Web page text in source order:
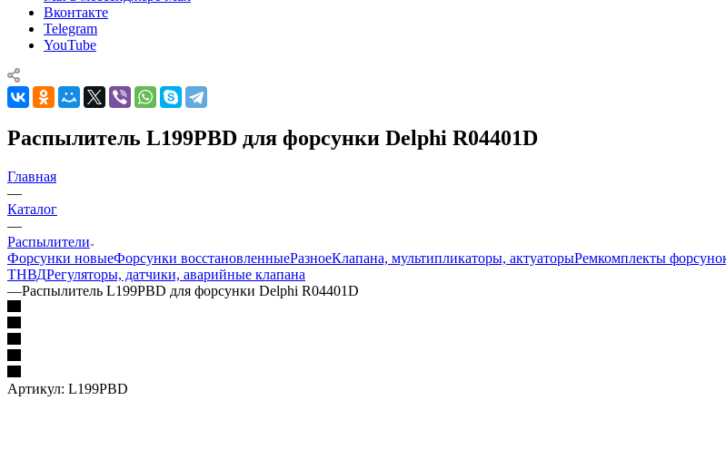
Вконтакте
Telegram
YouTube
Распылитель L199PBD для форсунки Delphi R04401D
Главная
—
Каталог
—
Распылители
Форсунки новыеФорсунки восстановленныеРазноеКлапана, мультипликаторы, актуаторыРемкомплекты
ТНВДРегуляторы, датчики, аварийные клапана
—Распылитель L199PBD для форсунки Delphi R04401D
Артикул: L199PBD